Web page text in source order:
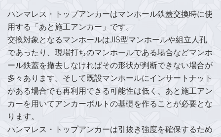
ハンマレス・トップアンカーはマンホール鉄蓋交換時に使
用する「あと施工アンカー」です。
交換対象となるマンホールはJIS型マンホールや組立人孔
であったり、現場打ちのマンホールである場合などマンホ
ール鉄蓋を撤去しなければその形状が判断できない場合が
多々あります。そして既設マンホールにインサートナット
がある場合でも再利用できる可能性は低く、あと施工アン
カーを用いてアンカーボルトの基礎を作ることが必要とな
ります。
ハンマレス・トップアンカーは引抜き強度を確保するため